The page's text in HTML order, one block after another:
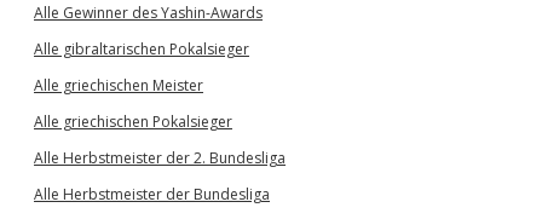
Alle Gewinner des Yashin-Awards
Alle gibraltarischen Pokalsieger
Alle griechischen Meister
Alle griechischen Pokalsieger
Alle Herbstmeister der 2. Bundesliga
Alle Herbstmeister der Bundesliga